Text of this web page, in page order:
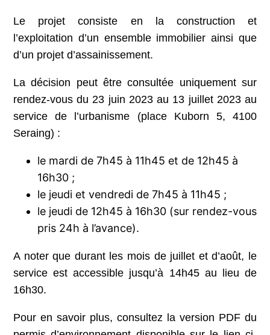
Le projet consiste en la construction et
l’exploitation d’un ensemble immobilier ainsi que
d’un projet d’assainissement.
La décision peut être consultée uniquement sur
rendez-vous du 23 juin 2023 au 13 juillet 2023 au
service de l’urbanisme (place Kuborn 5, 4100
Seraing) :
le mardi de 7h45 à 11h45 et de 12h45 à
16h30 ;
le jeudi et vendredi de 7h45 à 11h45 ;
le jeudi de 12h45 à 16h30 (sur rendez-vous
pris 24h à l’avance).
A noter que durant les mois de juillet et d’août, le
service est accessible jusqu’à 14h45 au lieu de
16h30.
Pour en savoir plus, consultez la version PDF du